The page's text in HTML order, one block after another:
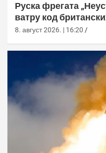
Руска фрегата
ватру код
морнарица појачала
8. август 2026. | 16:20